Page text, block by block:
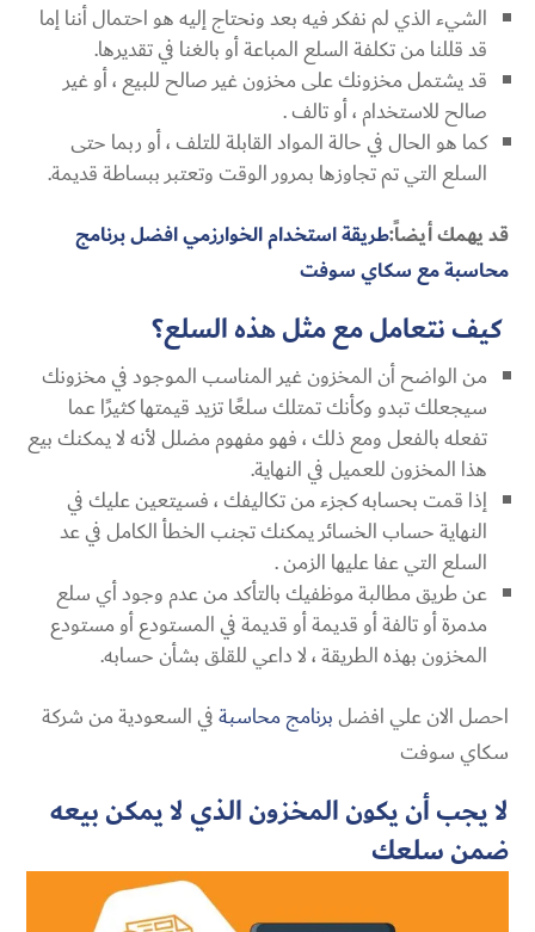
الشيء الذي لم نفكر فيه بعد ونحتاج إليه هو احتمال أننا إما
قد قللنا من تكلفة السلع المباعة أو بالغنا في تقديرها.
قد يشتمل مخزونك على مخزون غير صالح للبيع ، أو غير
صالح للاستخدام ، أو تالف .
كما هو الحال في حالة المواد القابلة للتلف ، أو ربما حتى
السلع التي تم تجاوزها بمرور الوقت وتعتبر ببساطة قديمة.
قد يهمك أيضاً:طريقة استخدام الخوارزمي افضل برنامج
محاسبة مع سكاي سوفت
كيف نتعامل مع مثل هذه السلع؟
من الواضح أن المخزون غير المناسب الموجود في مخزونك
سيجعلك تبدو وكأنك تمتلك سلعًا تزيد قيمتها كثيرًا عما
تفعله بالفعل ومع ذلك ، فهو مفهوم مضلل لأنه لا يمكنك بيع
هذا المخزون للعميل في النهاية.
إذا قمت بحسابه كجزء من تكاليفك ، فسيتعين عليك في
النهاية حساب الخسائر يمكنك تجنب الخطأ الكامل في عد
السلع التي عفا عليها الزمن .
عن طريق مطالبة موظفيك بالتأكد من عدم وجود أي سلع
مدمرة أو تالفة أو قديمة أو قديمة في المستودع أو مستودع
المخزون بهذه الطريقة ، لا داعي للقلق بشأن حسابه.
احصل الان علي افضلبرنامج محاسبةفي السعودية من شركة
سكاي سوفت
لا يجب أن يكون المخزون الذي لا يمكن بيعه
ضمن سلعك